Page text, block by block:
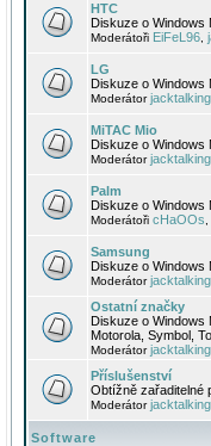
HTC
Diskuze o Windows
Moderátoři EiFeL96
LG
Diskuze o Windows
Moderátorjacktalking
MiTAC Mio
Diskuze o Windows
Moderátorjacktalking
Palm
Diskuze o Windows
Moderátoři cHaOOs
Samsung
Diskuze o Windows
Moderátorjacktalking
Ostatní značky
Diskuze o Windows
Motorola, Symbol,
Moderátorjacktalking
Příslušenství
Obtížně zařaditelné
Moderátorjacktalking
Software